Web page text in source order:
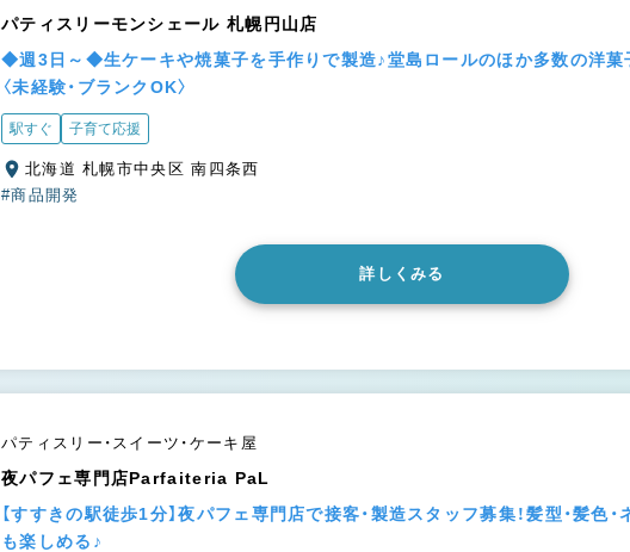
パティスリーモンシェール 札幌円山店
◆週3日～◆生ケーキや焼菓子を手作りで製造♪堂島ロールのほか多数の洋菓
〈未経験・ブランクOK〉
駅すぐ 子育て応援
北海道 札幌市中央区 南四条西
#商品開発
詳しくみる
パティスリー・スイーツ・ケーキ屋
夜パフェ専門店Parfaiteria PaL
【すすきの駅徒歩1分】夜パフェ専門店で接客・製造スタッフ募集！髪型・髪色
も楽しめる♪